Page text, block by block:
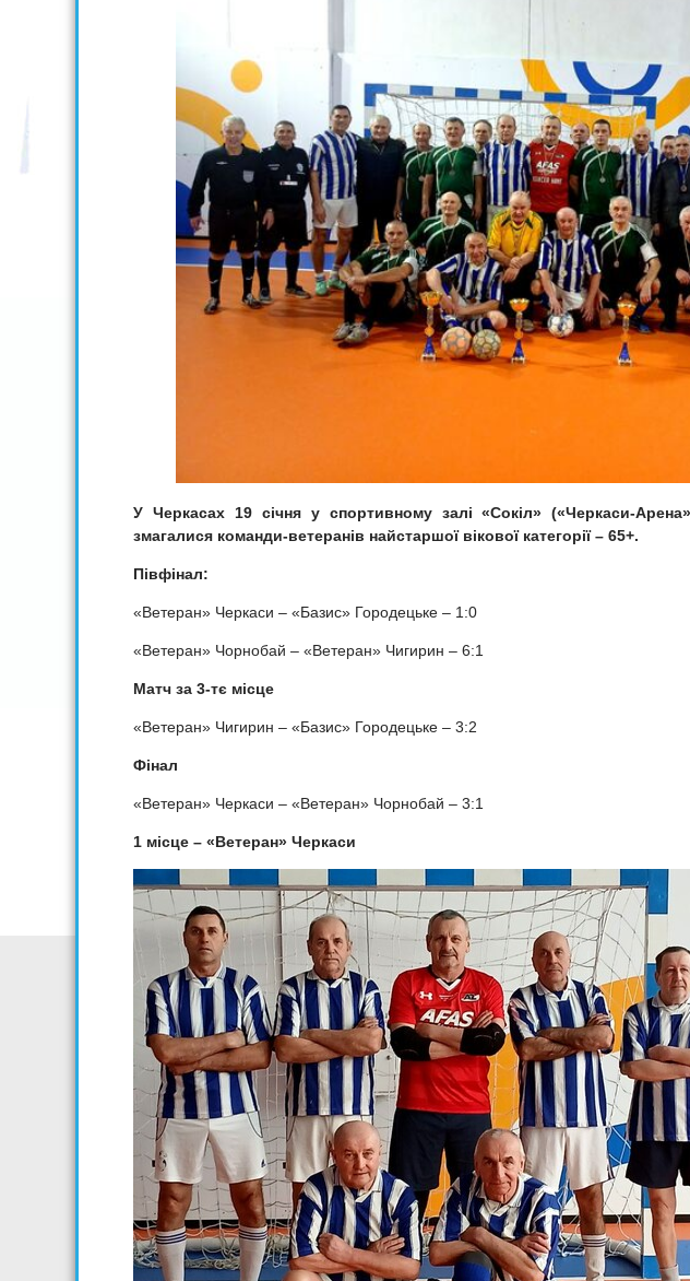
У Черкасах 19 січня у спортивному залі «Сокіл» («Черкаси-
змагалися команди-ветеранів найстаршої вікової категорії – 65+.
Півфінал:
«Ветеран» Черкаси – «Базис» Городецьке – 1:0
«Ветеран» Чорнобай – «Ветеран» Чигирин – 6:1
Матч за 3-тє місце
«Ветеран» Чигирин – «Базис» Городецьке – 3:2
Фінал
«Ветеран» Черкаси – «Ветеран» Чорнобай – 3:1
1 місце – «Ветеран» Черкаси